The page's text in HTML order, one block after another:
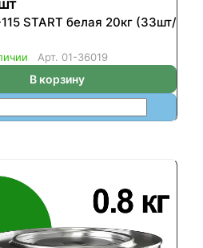
START белая 20кг (33шт/
Арт. 01-36019
В корзину